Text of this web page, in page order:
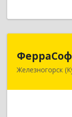
Железногорск
307179,